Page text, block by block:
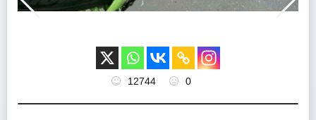
12744 0